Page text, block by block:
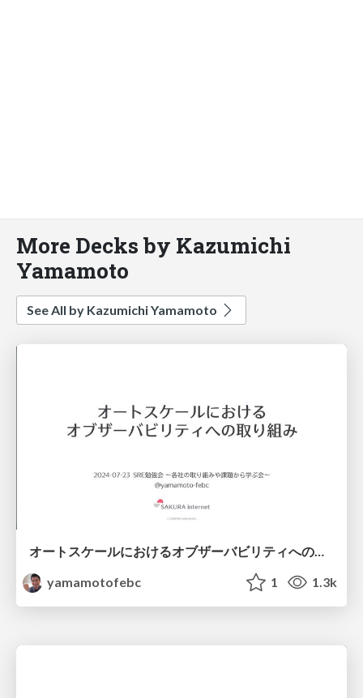
More Decks by Kazumichi
Yamamoto
See All by Kazumichi Yamamoto
オートスケールにおけるオブザーバビリティへの取り組み / Observability with autoscale
yamamotofebc
1 1.3k